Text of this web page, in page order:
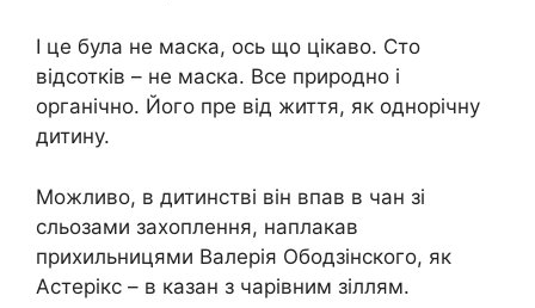
І це була не маска, ось що цікаво. Сто
відсотків – не маска. Все природно і
органічно. Його пре від життя, як однорічну
дитину.
Можливо, в дитинстві він впав в чан зі
сльозами захоплення, наплакав
прихильницями Валерія Ободзінского, як
Астерікс – в казан з чарівним зіллям.